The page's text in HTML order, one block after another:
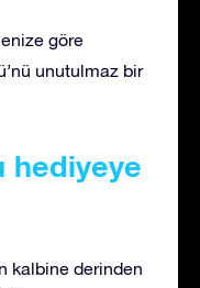
göre
unutulmaz bir
hediyeye
kalbine derinden